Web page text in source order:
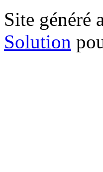
Site généré
Solution